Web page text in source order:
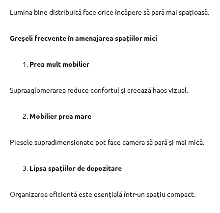
Lumina bine distribuită face orice încăpere să pară mai spațioasă.
Greșeli frecvente în amenajarea spațiilor mici
Prea mult mobilier
Supraaglomerarea reduce confortul și creează haos vizual.
Mobilier prea mare
Piesele supradimensionate pot face camera să pară și mai mică.
Lipsa spațiilor de depozitare
Organizarea eficientă este esențială într-un spațiu compact.